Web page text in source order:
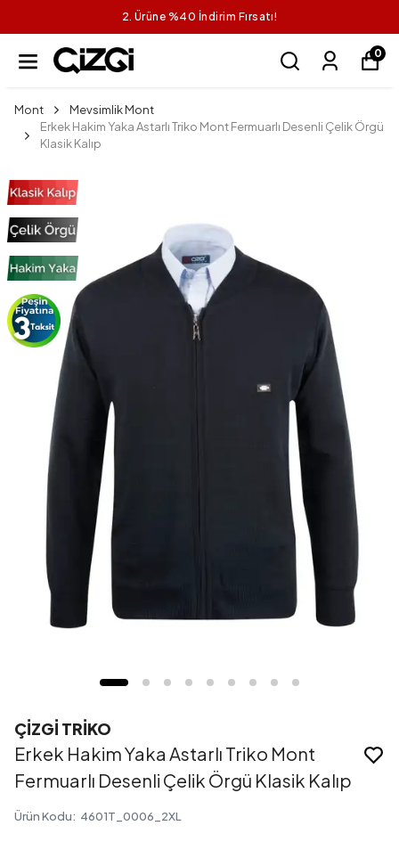
2. Ürüne %40 İndirim Fırsatı!
0
Mont
Mevsimlik Mont
Erkek Hakim Yaka Astarlı Triko Mont Fermuarlı Desenli Çelik Örgü
Klasik Kalıp
ÇİZGİ TRİKO
Erkek Hakim Yaka Astarlı Triko Mont
Fermuarlı Desenli Çelik Örgü Klasik Kalıp
Ürün Kodu: 4601T_0006_2XL